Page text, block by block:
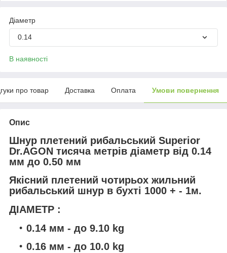
Діаметр
0.14
В наявності
про товар Доставка Оплата Умови повернення
Опис
Шнур плетений рибальський Superior
Dr.AGON тисяча метрів діаметр від 0.14
мм до 0.50 мм
Якісний плетений чотирьох жильний
рибальський шнур в бухті 1000 + - 1м.
ДІАМЕТР :
0.14 мм - до 9.10 kg
0.16 мм - до 10.0 kg